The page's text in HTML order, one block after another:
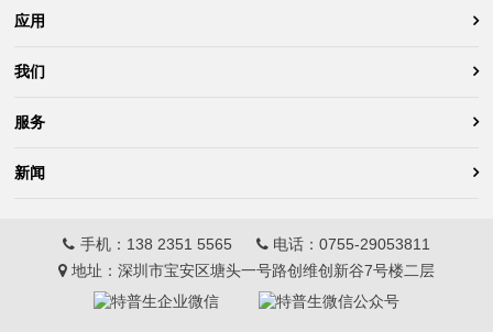
应用
我们
服务
新闻
手机： 138 2351 5565 电话： 0755-29053811
地址：深圳市宝安区塘头一号路创维创新谷7号楼二层